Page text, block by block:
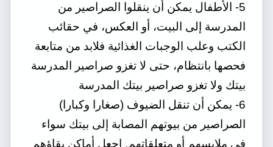
5- الأطفال يمكن أن ينقلوا الصراصير من
المدرسة إلى البيت، أو العكس، في حقائب
الكتب وعلب الوجبات الغذائية فلابد من متابعة
فحصها بانتظام، حتى لا تغزو صراصير المدرسة
بيتك ولا تغزو صراصير بيتك المدرسة
6- يمكن أن تنقل الضيوف (صغارا وكبارا)
الصراصير من بيوتهم المصابة إلى بيتك سواء
في ملابسهم أو متعلقاتهم. اجعل أماكن بقاؤهم